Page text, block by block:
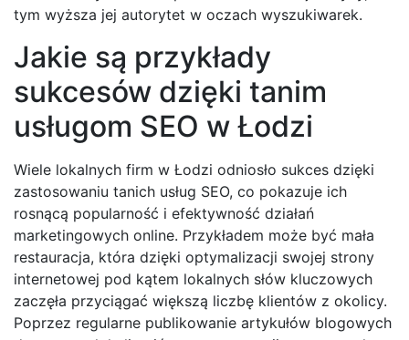
tym wyższa jej autorytet w oczach wyszukiwarek.
Jakie są przykłady
sukcesów dzięki tanim
usługom SEO w Łodzi
Wiele lokalnych firm w Łodzi odniosło sukces dzięki
zastosowaniu tanich usług SEO, co pokazuje ich
rosnącą popularność i efektywność działań
marketingowych online. Przykładem może być mała
restauracja, która dzięki optymalizacji swojej strony
internetowej pod kątem lokalnych słów kluczowych
zaczęła przyciągać większą liczbę klientów z okolicy.
Poprzez regularne publikowanie artykułów blogowych